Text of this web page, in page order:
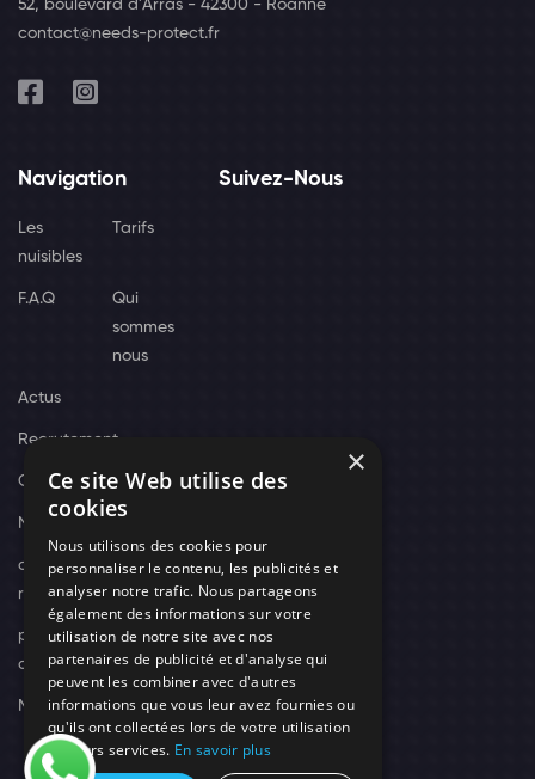
52, boulevard d'Arras - 42300 - Roanne
contact@needs-protect.fr
Navigation
Les
nuisibles
Tarifs
F.A.Q
Qui
sommes
nous
Actus
Recrutement
Contact
Nos techniciens
campagne-
recrutement
politique de
confidentialité
Mentions légales
Suivez-Nous
×
Ce site Web utilise des
cookies
Nous utilisons des cookies pour
personnaliser le contenu, les publicités et
analyser notre trafic. Nous partageons
également des informations sur votre
utilisation de notre site avec nos
partenaires de publicité et d'analyse qui
peuvent les combiner avec d'autres
informations que vous leur avez fournies ou
qu'ils ont collectées lors de votre utilisation
de leurs services. En savoir plus